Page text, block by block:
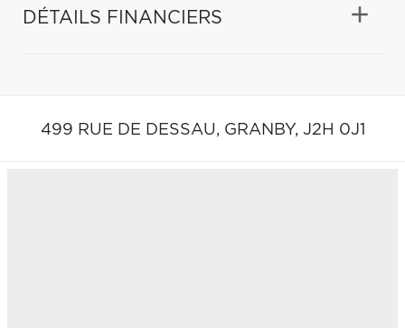
DÉTAILS FINANCIERS
499 RUE DE DESSAU, GRANBY, J2H 0J1